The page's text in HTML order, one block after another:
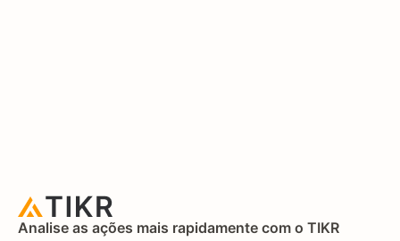
Analise as ações mais rapidamente com o TIKR